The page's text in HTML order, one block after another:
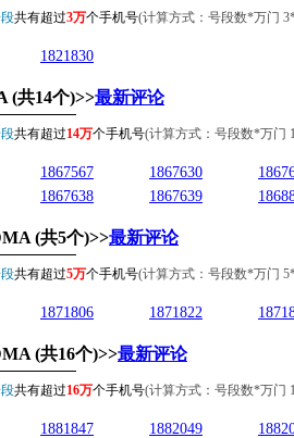
共有超过3万个手机号(计算方式：号段数*万门
1821830
(共14个)>>最新评论
共有超过14万个手机号(计算方式：号段数*万门
1867567 1867630
1867638 1867639
(共5个)>>最新评论
共有超过5万个手机号(计算方式：号段数*万门
1871806 1871822
(共16个)>>最新评论
共有超过16万个手机号(计算方式：号段数*万门
1881847 1882049